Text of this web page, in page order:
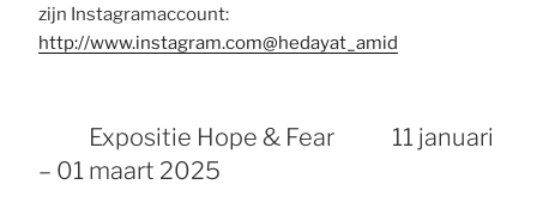
zijn Instagramaccount:
http://www.instagram.com@hedayat_amid
Expositie Hope & Fear 11 januari
– 01 maart 2025